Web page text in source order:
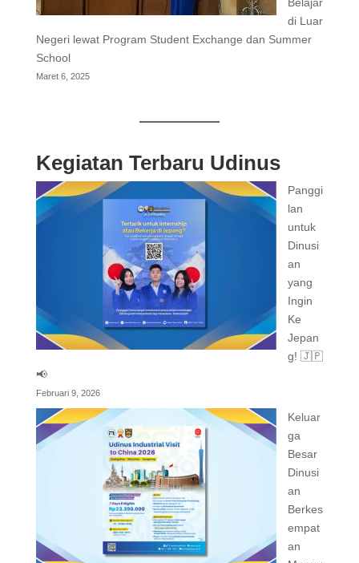
Belajar
di Luar
Negeri lewat Program Student Exchange dan Summer
School
Maret 6, 2025
Kegiatan Terbaru Udinus
Panggi
lan
untuk
Dinusi
an
yang
Ingin
Ke
Jepan
g! 🇯🇵
📢
Februari 9, 2026
Keluar
ga
Besar
Dinusi
an
Berkes
empat
an